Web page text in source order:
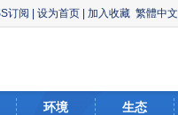
订阅 设为首页 加入收藏 繁體中文
环境
生态